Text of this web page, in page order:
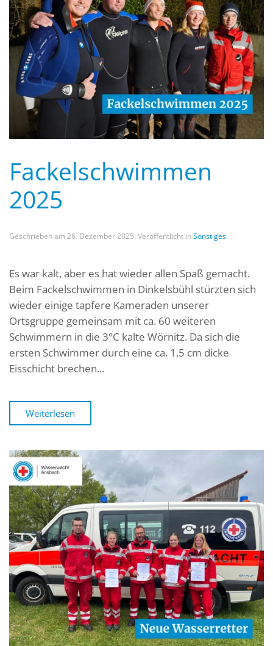
Fackelschwimmen
2025
Geschrieben am 26. Dezember 2025. Veröffentlicht inSonstiges.
Es war kalt, aber es hat wieder allen Spaß gemacht.
Beim Fackelschwimmen in Dinkelsbühl stürzten sich
wieder einige tapfere Kameraden unserer
Ortsgruppe gemeinsam mit ca. 60 weiteren
Schwimmern in die 3°C kalte Wörnitz. Da sich die
ersten Schwimmer durch eine ca. 1,5 cm dicke
Eisschicht brechen...
Weiterlesen